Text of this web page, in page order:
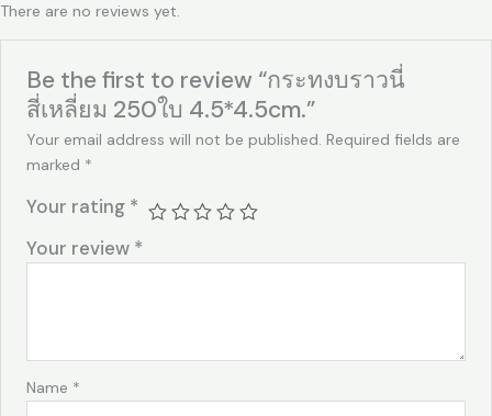
There are no reviews yet.
Be the first to review “กระทงบราวนี่
สี่เหลี่ยม 250ใบ 4.5*4.5cm.”
Your email address will not be published. Required fields are
marked *
Your rating *
Your review *
Name *